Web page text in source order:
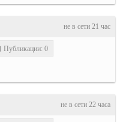
не в сети 21 час
Публикации: 0
не в сети 22 часа